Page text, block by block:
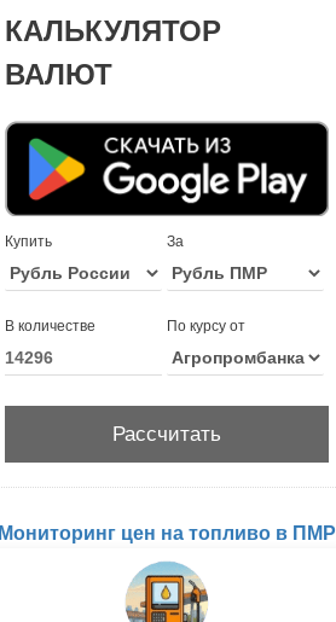
КАЛЬКУЛЯТОР
ВАЛЮТ
Купить За
В количестве По курсу от
Мониторинг цен на топливо в ПМР